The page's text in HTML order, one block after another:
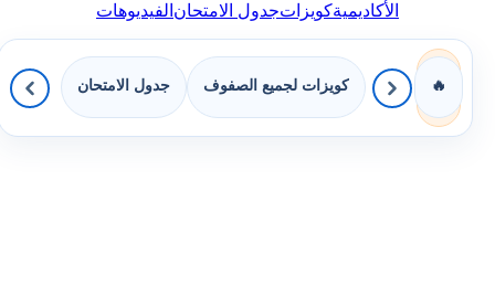
الأكاديميةكويزاتجدول الامتحانالفيديوهات
🔥 كويزات لجميع الصفوف جدول الامتحان